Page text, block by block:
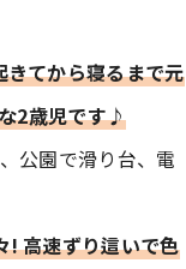
てから寝るまで元
2歳児です♪
公園で滑り台、電
! 高速ずり這いで色